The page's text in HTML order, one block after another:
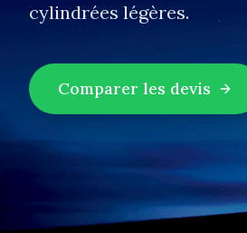
cylindrées légères.
Comparer les devis